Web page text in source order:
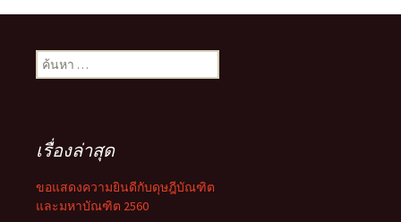
เรื่อง
ค้นหา
สำหรับ:
เรื่องล่าสุด
ขอแสดงความยินดีกับดุษฎีบัณฑิต
และมหาบัณฑิต 2560